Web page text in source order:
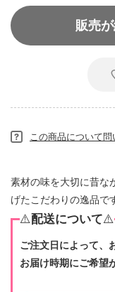
販売
この商品について
素材の味を大切に昔な
げたこだわりの逸品で
⚠️配送について⚠️
ご注文日によって、
お届け時期にご希望